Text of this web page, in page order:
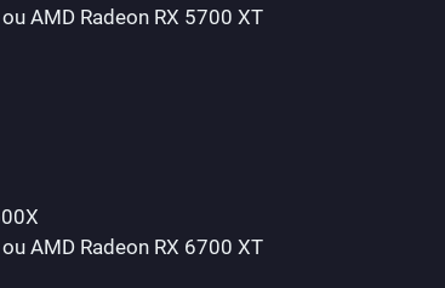
AMD Radeon RX 5700 XT
AMD Radeon RX 6700 XT